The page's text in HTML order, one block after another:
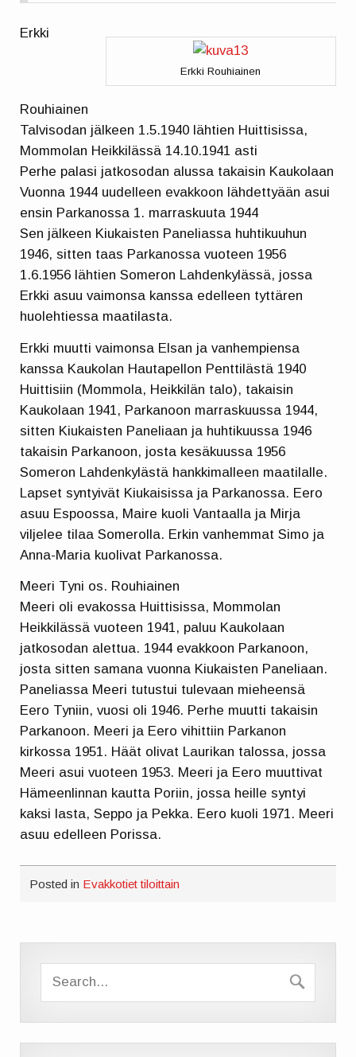
Erkki Rouhiainen
Erkki
Rouhiainen
Talvisodan jälkeen 1.5.1940 lähtien Huittisissa,
Mommolan Heikkilässä 14.10.1941 asti
Perhe palasi jatkosodan alussa takaisin Kaukolaan
Vuonna 1944 uudelleen evakkoon lähdettyään asui
ensin Parkanossa 1. marraskuuta 1944
Sen jälkeen Kiukaisten Paneliassa huhtikuuhun
1946, sitten taas Parkanossa vuoteen 1956
1.6.1956 lähtien Someron Lahdenkylässä, jossa
Erkki asuu vaimonsa kanssa edelleen tyttären
huolehtiessa maatilasta.
Erkki muutti vaimonsa Elsan ja vanhempiensa
kanssa Kaukolan Hautapellon Penttilästä 1940
Huittisiin (Mommola, Heikkilän talo), takaisin
Kaukolaan 1941, Parkanoon marraskuussa 1944,
sitten Kiukaisten Paneliaan ja huhtikuussa 1946
takaisin Parkanoon, josta kesäkuussa 1956
Someron Lahdenkylästä hankkimalleen maatilalle.
Lapset syntyivät Kiukaisissa ja Parkanossa. Eero
asuu Espoossa, Maire kuoli Vantaalla ja Mirja
viljelee tilaa Somerolla. Erkin vanhemmat Simo ja
Anna-Maria kuolivat Parkanossa.
Meeri Tyni os. Rouhiainen
Meeri oli evakossa Huittisissa, Mommolan
Heikkilässä vuoteen 1941, paluu Kaukolaan
jatkosodan alettua. 1944 evakkoon Parkanoon,
josta sitten samana vuonna Kiukaisten Paneliaan.
Paneliassa Meeri tutustui tulevaan mieheensä
Eero Tyniin, vuosi oli 1946. Perhe muutti takaisin
Parkanoon. Meeri ja Eero vihittiin Parkanon
kirkossa 1951. Häät olivat Laurikan talossa, jossa
Meeri asui vuoteen 1953. Meeri ja Eero muuttivat
Hämeenlinnan kautta Poriin, jossa heille syntyi
kaksi lasta, Seppo ja Pekka. Eero kuoli 1971. Meeri
asuu edelleen Porissa.
Posted in Evakkotiet tiloittain